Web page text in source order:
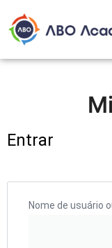
Entrar
Nome de usuário